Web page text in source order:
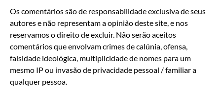
Os comentários são de responsabilidade exclusiva de seus
autores e não representam a opinião deste site, e nos
reservamos o direito de excluir. Não serão aceitos
comentários que envolvam crimes de calúnia, ofensa,
falsidade ideológica, multiplicidade de nomes para um
mesmo IP ou invasão de privacidade pessoal / familiar a
qualquer pessoa.